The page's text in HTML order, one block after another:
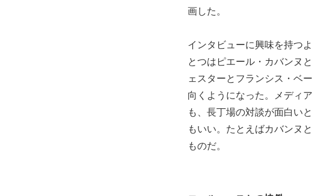
画した。
インタビューに興味を持つ
とつはピエール・カバンヌ
ェスターとフランシス・ベ
向くようになった。メディ
も、長丁場の対談が面白い
もいい。たとえばカバンヌ
ものだ。